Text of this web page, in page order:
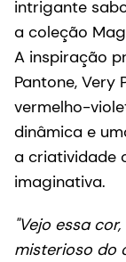
intrigante
a coleção
A inspiração
Pantone, Very
vermelho-
dinâmica e
a criatividade
imaginativa.
"Vejo essa
misterioso do